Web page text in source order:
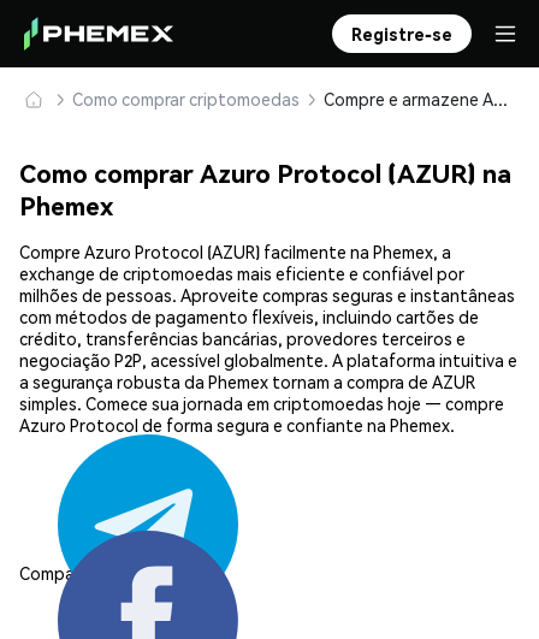
Registre-se
Como comprar criptomoedas Compre e armazene Azuro Protocol (AZUR) com segurança
Como comprar Azuro Protocol (AZUR) na
Phemex
Compre Azuro Protocol (AZUR) facilmente na Phemex, a
exchange de criptomoedas mais eficiente e confiável por
milhões de pessoas. Aproveite compras seguras e instantâneas
com métodos de pagamento flexíveis, incluindo cartões de
crédito, transferências bancárias, provedores terceiros e
negociação P2P, acessível globalmente. A plataforma intuitiva e
a segurança robusta da Phemex tornam a compra de AZUR
simples. Comece sua jornada em criptomoedas hoje — compre
Azuro Protocol de forma segura e confiante na Phemex.
Compartilhar: